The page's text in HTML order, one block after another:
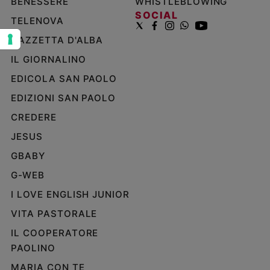
giovani
Adolescenza
Bioetica
Vai
Foto
Podcast
Privacy
TELENOVA
GAZZETTA D'ALBA
IL GIORNALINO
EDICOLA SAN PAOLO
EDIZIONI SAN PAOLO
CREDERE
JESUS
GBABY
G-WEB
I LOVE ENGLISH JUNIOR
VITA PASTORALE
IL COOPERATORE
PAOLINO
MARIA CON TE
SOCIAL